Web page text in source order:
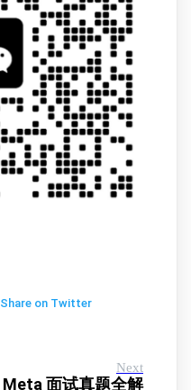
Share on Twitter
Next
Meta 面试真题全解